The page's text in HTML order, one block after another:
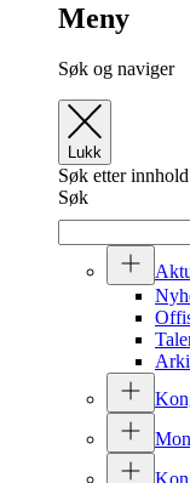
Meny
Søk og naviger
Lukk
Søk etter innhold
Søk